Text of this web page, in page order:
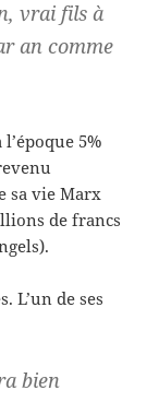
vrai fils à
an comme
5%
sa vie Marx
de francs
L’un de ses
bien